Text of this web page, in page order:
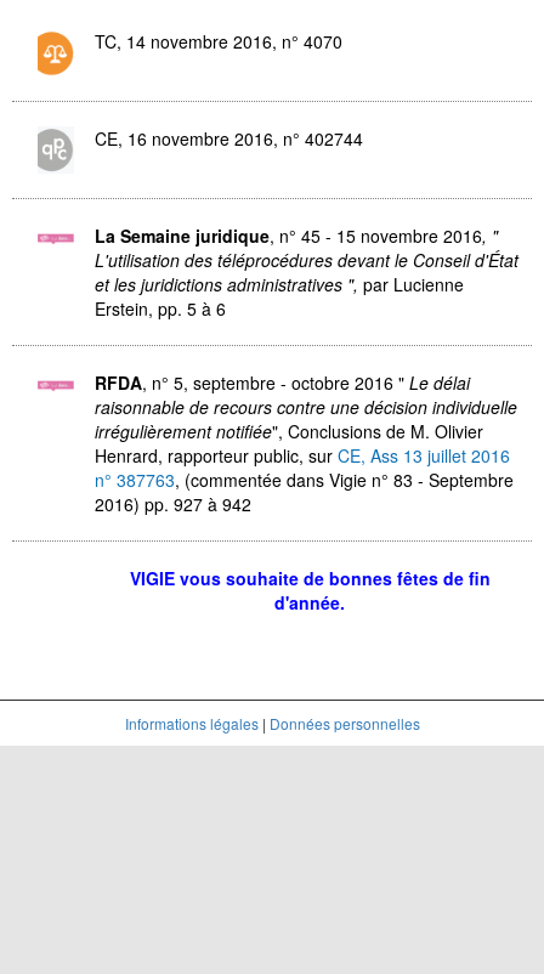
TC, 14 novembre 2016, n° 4070
CE, 16 novembre 2016, n° 402744
La Semaine juridique, n° 45 - 15 novembre 2016, "
L'utilisation des téléprocédures devant le Conseil d'État
et les juridictions administratives ", par Lucienne
Erstein, pp. 5 à 6
RFDA, n° 5, septembre - octobre 2016 "Le délai
raisonnable de recours contre une décision individuelle
irrégulièrement notifiée", Conclusions de M. Olivier
Henrard, rapporteur public, sur CE, Ass 13 juillet 2016
n° 387763, (commentée dans Vigie n° 83 - Septembre
2016) pp. 927 à 942
VIGIE vous souhaite de bonnes fêtes de fin
d'année.
Informations légales| Données personnelles